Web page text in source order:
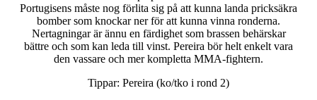
Portugisens måste nog förlita sig på att kunna landa pricksäkra
bomber som knockar ner för att kunna vinna ronderna.
Nertagningar är ännu en färdighet som brassen behärskar
bättre och som kan leda till vinst. Pereira bör helt enkelt vara
den vassare och mer kompletta MMA-fightern.
Tippar: Pereira (ko/tko i rond 2)